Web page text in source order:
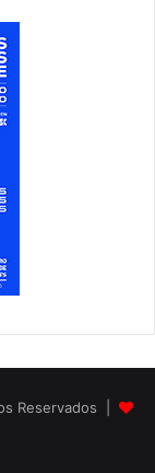
Reservados |